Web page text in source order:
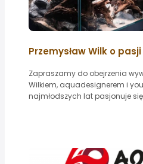
Przemysław Wilk o
Zapraszamy do obejrzenia
Wilkiem, aquadesignerem i
najmłodszych lat pasjonuje